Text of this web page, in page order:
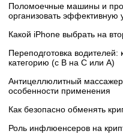
Поломоечные машины и
организовать эффективную
Какой iPhone выбрать на
Переподготовка
категорию (с B на C или А)
Антицеллюлитный
особенности применения
Как безопасно обменять
Роль инфлюенсеров на